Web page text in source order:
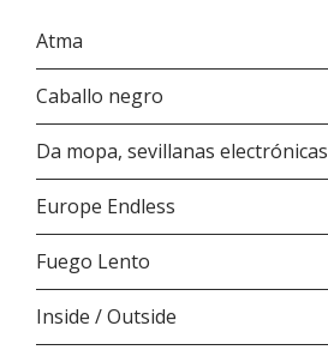
Atma
Caballo negro
Da mopa, sevillanas electrónicas
Europe Endless
Fuego Lento
Inside / Outside